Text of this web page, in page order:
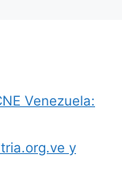
Venezuela:
y